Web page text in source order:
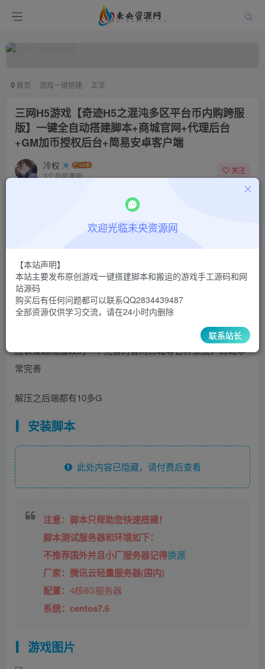
首页 游戏一键搭建 正文
三网H5游戏【奇迹H5之混沌多区平台币内购跨服
版】一键全自动搭建脚本+商城官网+代理后台
+GM加币授权后台+简易安卓客户端
冷权
3个月前更新
关注
￥9.9 ￥ 1000
应该是越南服改的一个完善的官网商城等各种系统，商城非
常完善
解压之后端都有10多G
安装脚本
此处内容已隐藏，请付费后查看
注意：脚本只帮助您快速搭建！
脚本测试服务器和环境如下：
不推荐国外并且小厂服务器记得换源
厂家：腾讯云轻量服务器(国内)
配置： 4核8G服务器
系统：centos7.6
游戏图片
欢迎光临未央资源网
【本站声明】
本站主要发布原创游戏一键搭建脚本和搬运的游戏手工源码和网
站源码
购买后有任何问题都可以联系QQ2834439487
全部资源仅供学习交流，请在24小时内删除
联系站长